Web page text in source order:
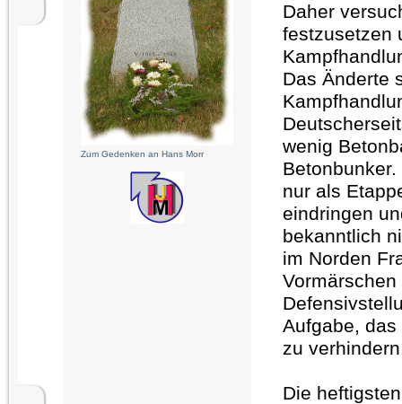
Zum Gedenken an Hans Morr
Daher
festzusetzen
Das Änderte
wenig
nur als
eindringen
bekanntlich
im Norden
Aufgabe,
zu
Die